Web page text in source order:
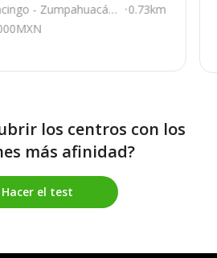
- Zumpahuacán,
0.73km
los centros con los
más afinidad?
Hacer el test